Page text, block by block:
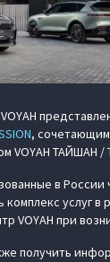
,
VOYAH ТАЙШАН /
в
услуг в
VOYAH при
получить